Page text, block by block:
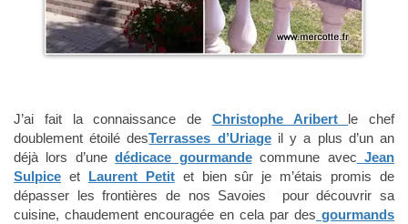
J’ai fait la connaissance de Christophe Aribert
le chef
doublement étoilé desTerrasses d’Uriage il y a plus d’un an
déjà lors d’unedédicace gourmandecommune avec Jean
Sulpice et Laurent Petitet bien sûr je m’étais promis de
dépasser les frontières de nos Savoies pour découvrir sa
cuisine, chaudement encouragée en cela par des gourmands